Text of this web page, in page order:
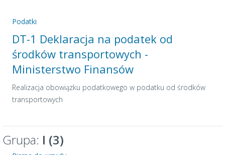
Podatki
DT-1 Deklaracja na podatek od
środków transportowych -
Ministerstwo Finansów
Realizacja obowiązku podatkowego w podatku od środków
transportowych
Grupa: I (3)